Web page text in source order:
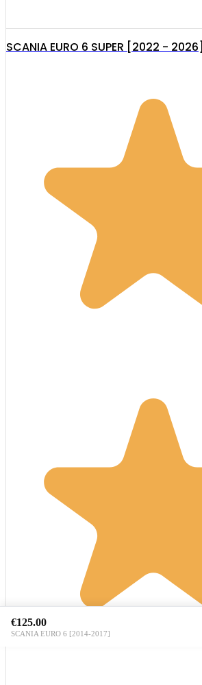
SCANIA EURO 6 SUPER [2022 - 2026]
€125.00
SCANIA EURO 6 [2014-2017]